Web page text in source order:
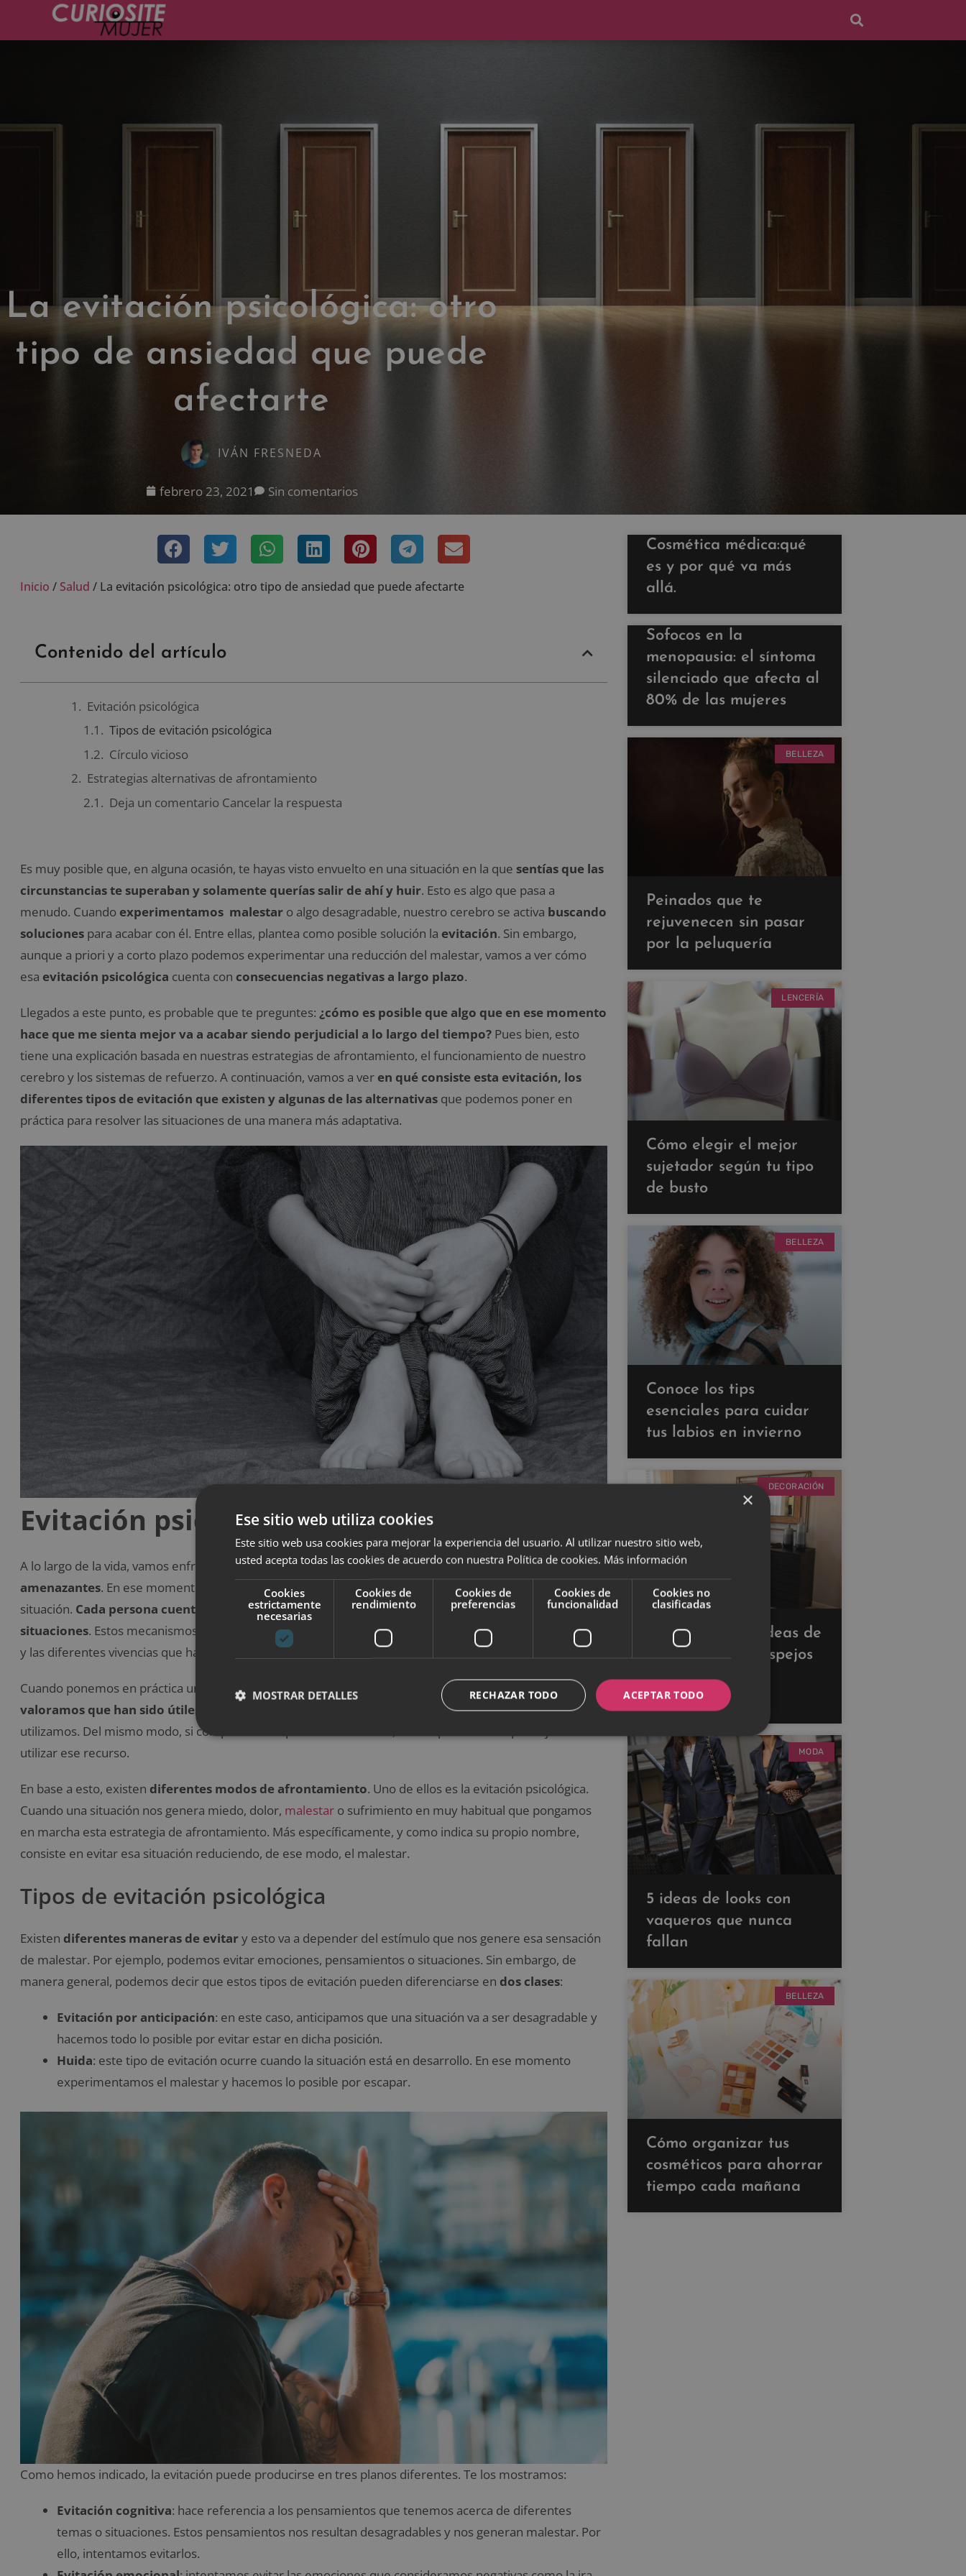
La evitación psicológica: otro
tipo de ansiedad que puede
afectarte
IVÁN FRESNEDA
febrero 23, 2021 Sin comentarios
Inicio / Salud / La evitación psicológica: otro tipo de ansiedad que puede afectarte
Contenido del artículo
Evitación psicológica
Tipos de evitación psicológica
Círculo vicioso
Estrategias alternativas de afrontamiento
Deja un comentario Cancelar la respuesta
Es muy posible que, en alguna ocasión, te hayas visto envuelto en una situación en la que sentías que las
circunstancias te superaban y solamente querías salir de ahí y huir. Esto es algo que pasa a
menudo. Cuando experimentamos malestar o algo desagradable, nuestro cerebro se activa buscando
soluciones para acabar con él. Entre ellas, plantea como posible solución la evitación. Sin embargo,
aunque a priori y a corto plazo podemos experimentar una reducción del malestar, vamos a ver cómo
esa evitación psicológica cuenta con consecuencias negativas a largo plazo.
Llegados a este punto, es probable que te preguntes: ¿cómo es posible que algo que en ese momento
hace que me sienta mejor va a acabar siendo perjudicial a lo largo del tiempo? Pues bien, esto
tiene una explicación basada en nuestras estrategias de afrontamiento, el funcionamiento de nuestro
cerebro y los sistemas de refuerzo. A continuación, vamos a ver en qué consiste esta evitación, los
diferentes tipos de evitación que existen y algunas de las alternativas que podemos poner en
práctica para resolver las situaciones de una manera más adaptativa.
Evitación psicológica
A lo largo de la vida, vamos enfrentándonos a diferentessituaciones que podemos valorar como
amenazantes. En ese momento, se activa en nosotros un mecanismo especial para hacer frente a la
situación. Cada persona cuenta con unas herramientas y recursos diferentes para resolver las
situaciones. Estos mecanismos se van adquiriendo a lo largo de la historia de aprendizaje de cada sujeto
y las diferentes vivencias que ha tenido.
Cuando ponemos en práctica un mecanismo o un recurso para resolver un problema o una situación y
valoramos que han sido útiles, es muy probable que aumentemos la frecuenciaen la que los
utilizamos. Del mismo modo, si comprobamos que no da resultado, lo más probable es que dejemos de
utilizar ese recurso.
En base a esto, existen diferentes modos de afrontamiento. Uno de ellos es la evitación psicológica.
Cuando una situación nos genera miedo, dolor, malestar o sufrimiento en muy habitual que pongamos
en marcha esta estrategia de afrontamiento. Más específicamente, y como indica su propio nombre,
consiste en evitar esa situación reduciendo, de ese modo, el malestar.
Tipos de evitación psicológica
Existen diferentes maneras de evitary esto va a depender del estímulo que nos genere esa sensación
de malestar. Por ejemplo, podemos evitar emociones, pensamientos o situaciones. Sin embargo, de
manera general, podemos decir que estos tipos de evitación pueden diferenciarse en dos clases:
Evitación por anticipación: en este caso, anticipamos que una situación va a ser desagradable y
hacemos todo lo posible por evitar estar en dicha posición.
Huida: este tipo de evitación ocurre cuando la situación está en desarrollo. En ese momento
experimentamos el malestar y hacemos lo posible por escapar.
Como hemos indicado, la evitación puede producirse en tres planos diferentes. Te los mostramos:
Evitación cognitiva: hace referencia a los pensamientos que tenemos acerca de diferentes
temas o situaciones. Estos pensamientos nos resultan desagradables y nos generan malestar. Por
ello, intentamos evitarlos.
Cosmética médica:qué
es y por qué va más
allá.
Sofocos en la
menopausia: el síntoma
silenciado que afecta al
80% de las mujeres
BELLEZA
Peinados que te
rejuvenecen sin pasar
por la peluquería
LENCERÍA
Cómo elegir el mejor
sujetador según tu tipo
de busto
BELLEZA
Conoce los tips
esenciales para cuidar
tus labios en invierno
DECORACIÓN
Descubre estas ideas de
decoración con espejos
para ampliar tus
espacios
MODA
5 ideas de looks con
vaqueros que nunca
fallan
BELLEZA
Cómo organizar tus
cosméticos para ahorrar
tiempo cada mañana
×
Ese sitio web utiliza cookies
Este sitio web usa cookies para mejorar la experiencia del usuario. Al utilizar nuestro sitio web,
usted acepta todas las cookies de acuerdo con nuestra Política de cookies. Más información
Cookies
estrictamente
necesarias
Cookies de
rendimiento
Cookies de
preferencias
Cookies de
funcionalidad
Cookies no
clasificadas
ACEPTAR TODO
RECHAZAR TODO
MOSTRAR DETALLES